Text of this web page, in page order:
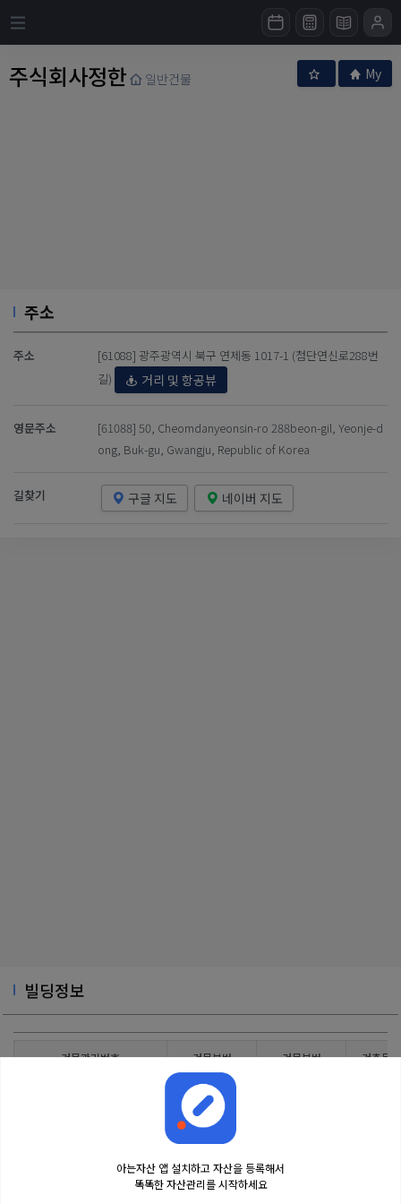
주식회사정한 일반건물 My
주소
주소
[61088] 광주광역시 북구 연제동 1017-1 (첨단연신로288번
길)
거리 및 항공뷰
영문주소
[61088] 50, Cheomdanyeonsin-ro 288beon-gil, Yeonje-d
ong, Buk-gu, Gwangju, Republic of Korea
길찾기 구글 지도 네이버 지도
빌딩정보
건물관리번호 건물본번 건물부번 건축물
50
아는자산 앱 설치하고 자산을 등록해서
똑똑한 자산관리를 시작하세요